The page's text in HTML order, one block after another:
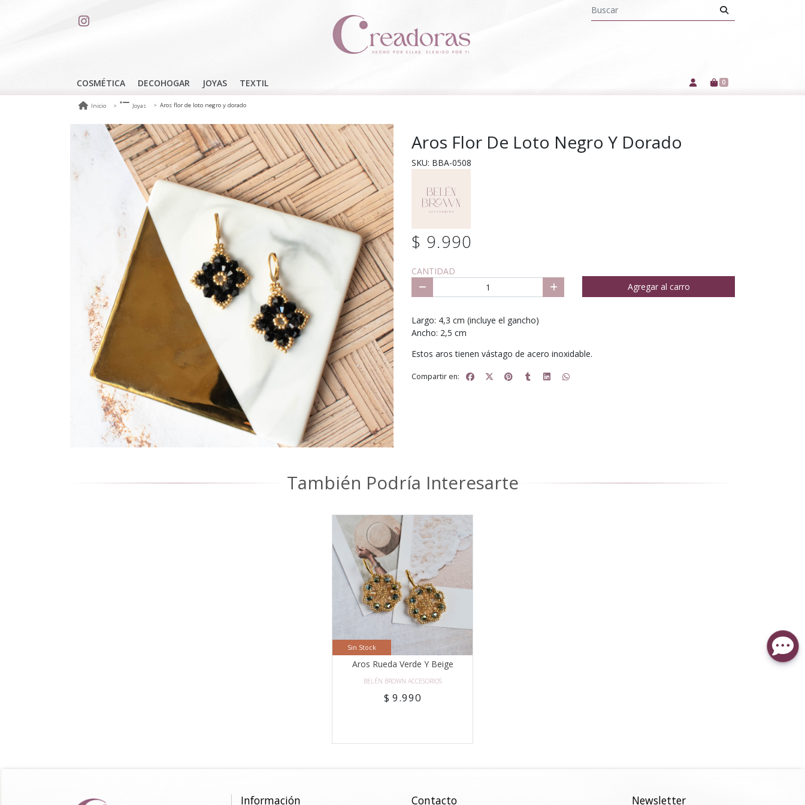
COSMÉTICA DECOHOGAR JOYAS TEXTIL 0
Inicio Joyas Aros flor de loto negro y dorado
Aros Flor De Loto Negro Y Dorado
SKU: BBA-0508
$ 9.990
CANTIDAD
Agregar al carro
Largo: 4,3 cm (incluye el gancho)
Ancho: 2,5 cm
Estos aros tienen vástago de acero inoxidable.
Compartir en:
También Podría Interesarte
Sin Stock
Aros Rueda Verde Y Beige
BELÉN BROWN ACCESORIOS
$ 9.990
Información Contacto Newsletter